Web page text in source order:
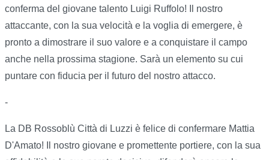
conferma del giovane talento Luigi Ruffolo! Il nostro
attaccante, con la sua velocità e la voglia di emergere, è
pronto a dimostrare il suo valore e a conquistare il campo
anche nella prossima stagione. Sarà un elemento su cui
puntare con fiducia per il futuro del nostro attacco.
-
La DB Rossoblù Città di Luzzi è felice di confermare Mattia
D'Amato! Il nostro giovane e promettente portiere, con la sua